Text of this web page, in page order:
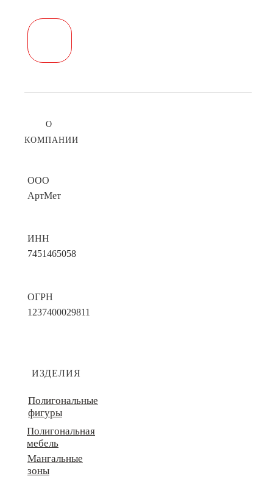
О
КОМПАНИИ
ООО
АртМет
ИНН
7451465058
ОГРН
1237400029811
ИЗДЕЛИЯ
Полигональные
фигуры
Полигональная
мебель
Мангальные
зоны